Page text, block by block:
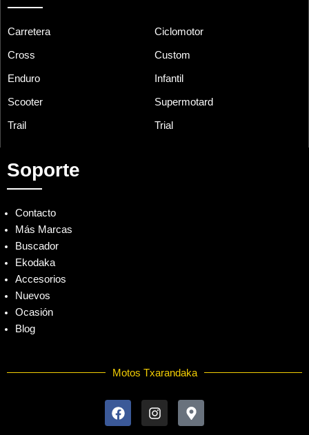
Carretera Ciclomotor
Cross Custom
Enduro Infantil
Scooter Supermotard
Trail Trial
Soporte
Contacto
Más Marcas
Buscador
Ekodaka
Accesorios
Nuevos
Ocasión
Blog
Motos Txarandaka
a
c
n
s
a
p